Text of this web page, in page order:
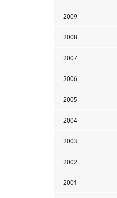
2009
2008
2007
2006
2005
2004
2003
2002
2001